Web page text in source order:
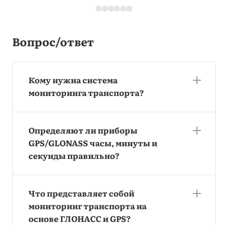
Вопрос/ответ
Кому нужна система
мониторинга транспорта?
Определяют ли приборы
GPS/GLONASS часы, минуты и
секунды правильно?
Что представляет собой
мониторинг транспорта на
основе ГЛОНАСС и GPS?